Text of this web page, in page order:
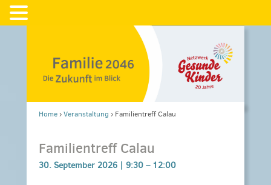
Home›Veranstaltung › Familientreff Calau
Familientreff Calau
30. September 2026 | 9:30 – 12:00